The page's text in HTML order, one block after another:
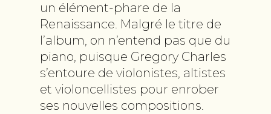
un élément-phare de la
Renaissance. Malgré le titre de
l’album, on n’entend pas que du
piano, puisque Gregory Charles
s’entoure de violonistes, altistes
et violoncellistes pour enrober
ses nouvelles compositions.